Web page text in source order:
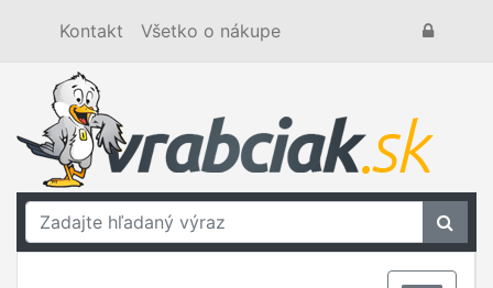
Kontakt Všetko o nákupe